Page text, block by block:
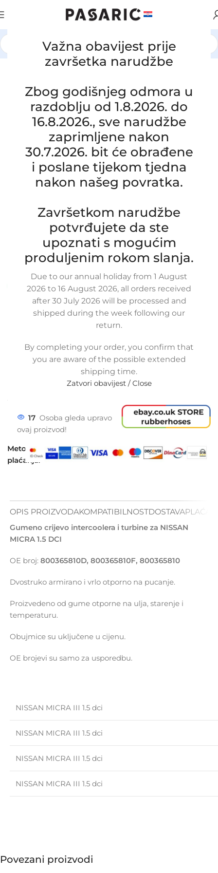
Važna obavijest prije
završetka narudžbe
Zbog godišnjeg odmora u
razdoblju od 1.8.2026. do
16.8.2026., sve narudžbe
zaprimljene nakon
30.7.2026. bit će obrađene
i poslane tijekom tjedna
nakon našeg povratka.
Završetkom narudžbe
potvrđujete da ste
upoznati s mogućim
produljenim rokom slanja.
Due to our annual holiday from 1 August
2026 to 16 August 2026, all orders received
after 30 July 2026 will be processed and
shipped during the week following our
return.
By completing your order, you confirm that
you are aware of the possible extended
shipping time.
Zatvori obavijest / Close
AUTOMOBILI / NISSAN
Zamjensko crijevo turbine i
intercoolera NISSAN MICRA III 1.5
DCI, 800365810D, 800365810F,
800365810
SKU:16-1-6/ob
Dostupno uz narudžbu (isti ili sljedeći radni dan)
37,00€
ex VAT
Dodaj u košaricu
Buy now
Dodaj na popis kupovine
Share:
17 Osoba gleda upravo
ovaj proizvod!
Metode
plaćanja:
OPIS PROIZVODAKOMPATIBILNOSTDOSTAVA
Gumeno crijevo intercoolera i turbine za NISSAN
MICRA 1.5 DCI
OE broj: 800365810D, 800365810F, 800365810
Dvostruko armirano i vrlo otporno na pucanje.
Proizvedeno od gume otporne na ulja, starenje i
temperaturu.
Obujmice su uključene u cijenu.
OE brojevi su samo za usporedbu.
NISSAN MICRA III 1.5 dci
NISSAN MICRA III 1.5 dci
NISSAN MICRA III 1.5 dci
NISSAN MICRA III 1.5 dci
Povezani proizvodi